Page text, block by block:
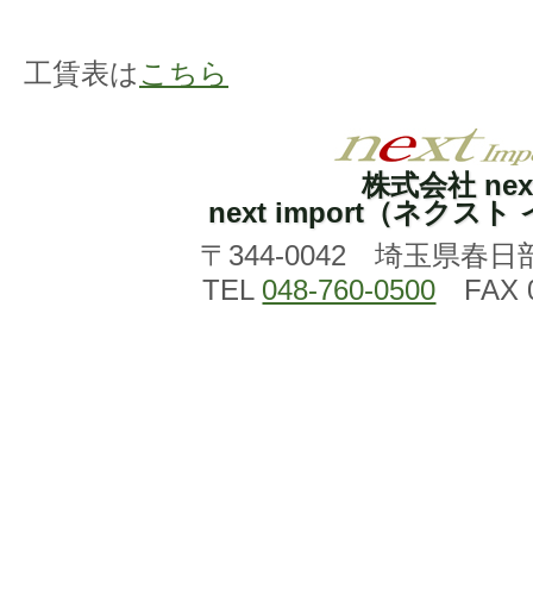
工賃表は こちら
株式会社
next import（ネクスト
〒344-0042 埼玉県春日
TEL 048-760-0500 FAX